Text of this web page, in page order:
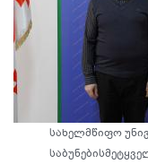
სახელმწიფო